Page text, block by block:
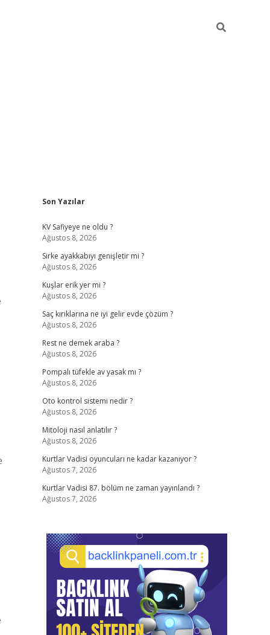
Sidebar
Son Yazılar
KV Safiyeye ne oldu ?
Ağustos 8, 2026
Sirke ayakkabıyı genişletir mi ?
Ağustos 8, 2026
Kuşlar erik yer mi ?
Ağustos 8, 2026
Saç kırıklarına ne iyi gelir evde çözüm ?
Ağustos 8, 2026
Rest ne demek araba ?
Ağustos 8, 2026
Pompalı tüfekle av yasak mı ?
Ağustos 8, 2026
Oto kontrol sistemi nedir ?
Ağustos 8, 2026
Mitoloji nasıl anlatılır ?
Ağustos 8, 2026
Kurtlar Vadisi oyuncuları ne kadar kazanıyor ?
Ağustos 7, 2026
Kurtlar Vadisi 87. bölüm ne zaman yayınlandı ?
Ağustos 7, 2026